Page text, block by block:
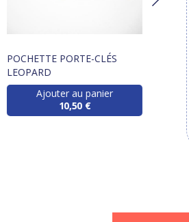
POCHETTE PORTE-CLÉS
LEOPARD
Ajouter au panier
10,50 €